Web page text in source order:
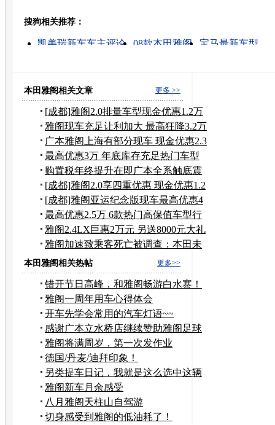
搜狗相关推荐：
凯美瑞新车车主评论 08款本田雅阁
宝马最新车型
更多 >>
本田雅阁相关文章
[成都]雅阁2.0排量车型现金优惠1.2万
元
雅阁现车充足让利加大 最高狂降3.2万
元
广本雅阁上海有部分现车 现金优惠2.3
万
最高优惠3万 年底库存充足热门车型
调查
购置税年终提升在即广本全系触底震
撼价
[成都]雅阁2.0享四重优惠 现金优惠1.2
万
[成都]雅阁亚运纪念版现车最高优惠4
万元
最高优惠2.5万 6款热门高保值车型行
情
雅阁2.4LX巨惠2万元 另送8000元大礼
包
雅阁加速致乘客死亡被调查：本田未
回应
更多>>
本田雅阁相关热帖
错开节日高峰，和雅阁畅游白水寨！
雅阁一周年用车心得体会
开车先学会常用的汽车灯语~~
感谢广本立水桥店继续赞助雅阁足球
队！！！
雅阁将满周岁，第一次发作业
德国/丹麦/迪拜印象！
另类提车日记，我就是这么选中这辆
车的
雅阁新车月余感受
八月雅阁天柱山自驾游
切身感受到雅阁的低油耗了！